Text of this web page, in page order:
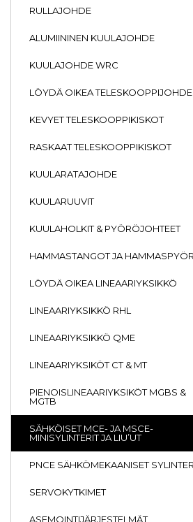
RULLAJOHDE
ALUMIININEN KUULAJOHDE
KUULAJOHDE WRC
LÖYDÄ OIKEA TELESKOOPPIJOHDE
KEVYET TELESKOOPPIKISKOT
RASKAAT TELESKOOPPIKISKOT
KUULARATAJOHDE
KUULARUUVIT
KUULAHOLKIT & PYÖRÖJOHTEET
HAMMASTANGOT JA
LÖYDÄ OIKEA LINEAARIYKSIKKÖ
LINEAARIYKSIKKÖ RHL
LINEAARIYKSIKKÖ QME
LINEAARIYKSIKÖT CT & MT
PIENOISLINEAARIYKSIKÖT MGBS &
MGTB
SÄHKÖISET MCE- JA MSCE-
MINISYLINTERIT JA LIU’UT
PNCE SÄHKÖMEKAANISET
SERVOKYTKIMET
ASEMOINTIJÄRJESTELMÄT